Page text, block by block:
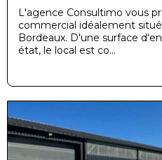
L'agence Consultimo vous
commercial idéalement situé
Bordeaux. D'une surface
état, le local est co...